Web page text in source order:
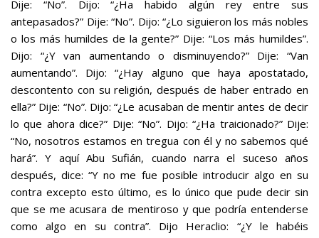
Dije: “No”. Dijo: “¿Ha habido algún rey entre sus
antepasados?” Dije: “No”. Dijo: “¿Lo siguieron los más nobles
o los más humildes de la gente?” Dije: “Los más humildes”.
Dijo: “¿Y van aumentando o disminuyendo?” Dije: “Van
aumentando”. Dijo: “¿Hay alguno que haya apostatado,
descontento con su religión, después de haber entrado en
ella?” Dije: “No”. Dijo: “¿Le acusaban de mentir antes de decir
lo que ahora dice?” Dije: “No”. Dijo: “¿Ha traicionado?” Dije:
“No, nosotros estamos en tregua con él y no sabemos qué
hará”. Y aquí Abu Sufián, cuando narra el suceso años
después, dice: “Y no me fue posible introducir algo en su
contra excepto esto último, es lo único que pude decir sin
que se me acusara de mentiroso y que podría entenderse
como algo en su contra”. Dijo Heraclio: “¿Y le habéis